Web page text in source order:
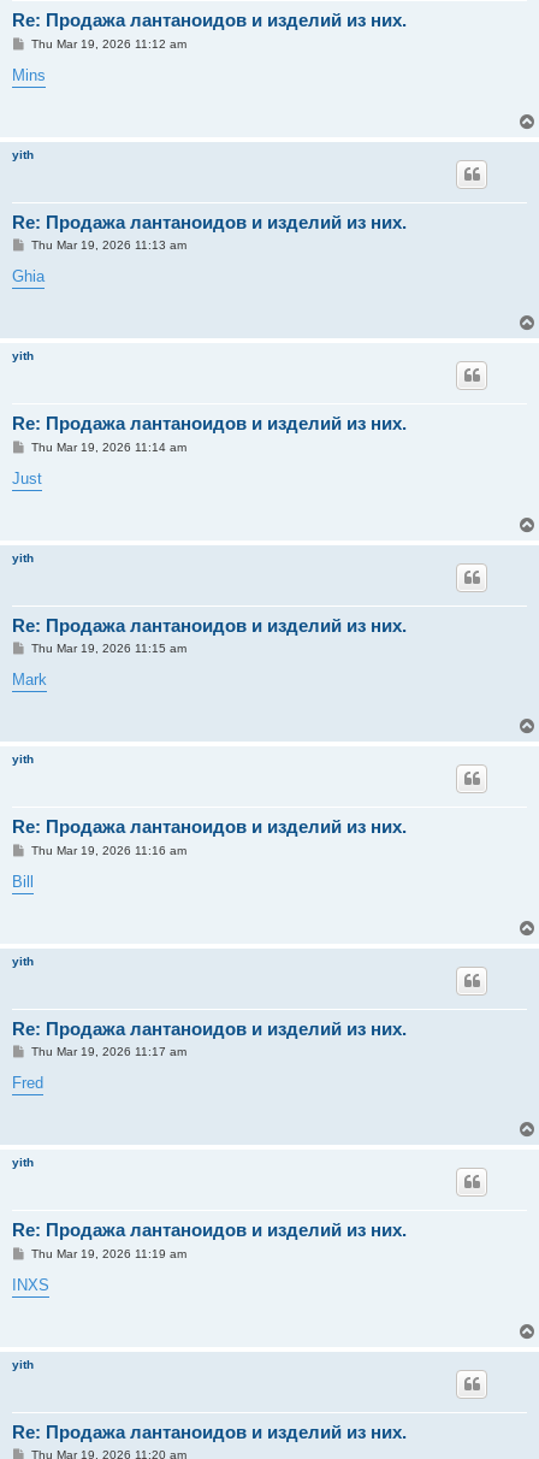
Re: Продажа лантаноидов и изделий из них.
P
s
t
Thu Mar 19, 2026 11:12 am
Mins
yith
Re: Продажа лантаноидов и изделий из них.
P
s
t
Thu Mar 19, 2026 11:13 am
Ghia
yith
Re: Продажа лантаноидов и изделий из них.
P
s
t
Thu Mar 19, 2026 11:14 am
Just
yith
Re: Продажа лантаноидов и изделий из них.
P
s
t
Thu Mar 19, 2026 11:15 am
Mark
yith
Re: Продажа лантаноидов и изделий из них.
P
s
t
Thu Mar 19, 2026 11:16 am
Bill
yith
Re: Продажа лантаноидов и изделий из них.
P
s
t
Thu Mar 19, 2026 11:17 am
Fred
yith
Re: Продажа лантаноидов и изделий из них.
P
s
t
Thu Mar 19, 2026 11:19 am
INXS
yith
Re: Продажа лантаноидов и изделий из них.
PThu Mar 19, 2026 11:20 am